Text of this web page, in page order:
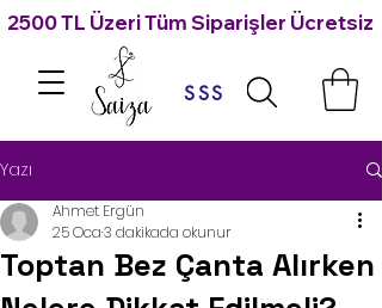
2500 TL Üzeri Tüm Siparişler Ücretsiz
SSS
Yazı
Toptan Bez Çanta Alırken
Ahmet Ergün
25 Oca3 dakikada okunur